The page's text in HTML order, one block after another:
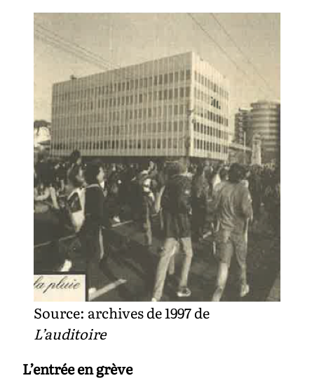
Source: archives de 1997 de
L’auditoire
L’entrée en grève